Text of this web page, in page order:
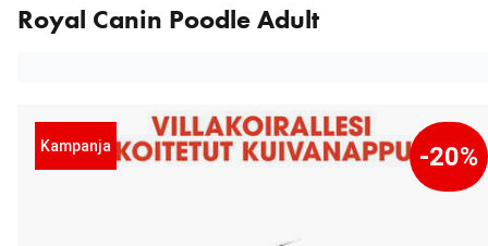
Eläinlääkäriruoat
Tuotemerkit
Royal Canin Poodle Adult
Kampanja -20%